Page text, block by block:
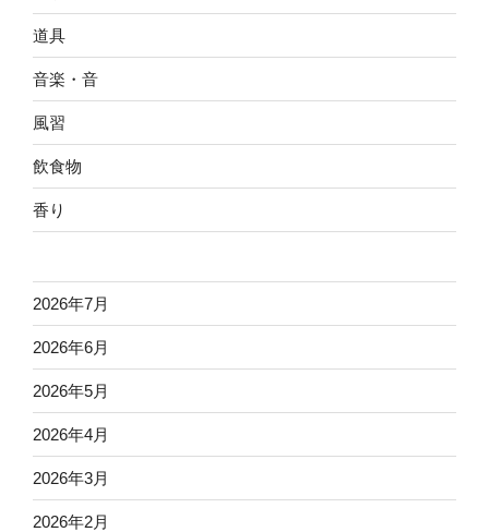
道具
音楽・音
風習
飲食物
香り
2026年7月
2026年6月
2026年5月
2026年4月
2026年3月
2026年2月